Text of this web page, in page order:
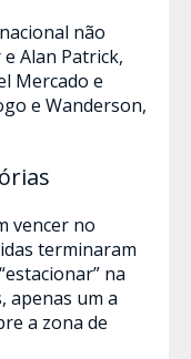
não
Alan Patrick,
Mercado e
e Wanderson,
vencer no
terminaram
na
apenas um a
a zona de